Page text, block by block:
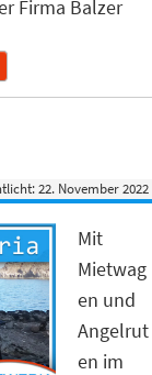
Firma Balzer
22. November 2022
Mit
Mietwag
en und
Angelrut
en im